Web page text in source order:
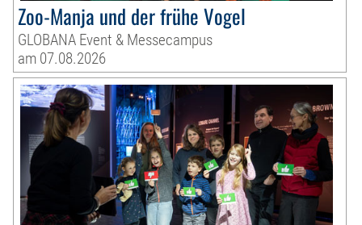
Zoo-Manja und der frühe Vogel
GLOBANA Event & Messecampus
am 07.08.2026